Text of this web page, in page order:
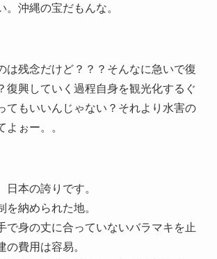
。沖縄の宝だもんな。
は残念だけど？？？そんなに急いで復
復興していく過程自身を観光化するぐ
てもいいんじゃない？それより水害の
よぉー。。
日本の誇りです。
を納められた地。
で身の丈に合っていないバラマキを止
の費用は容易。